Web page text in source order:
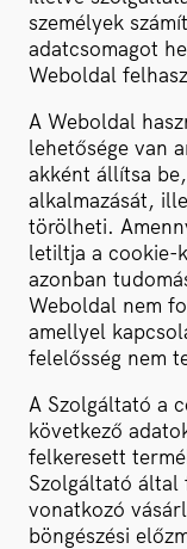
személyek
adatcsomagot
Weboldal
A Weboldal
lehetősége van
akként állítsa
alkalmazását,
törölheti.
letiltja a cookie-
azonban
Weboldal nem
amellyel
felelősség nem
A Szolgáltató a
következő
felkeresett
Szolgáltató által
vonatkozó
böngészési